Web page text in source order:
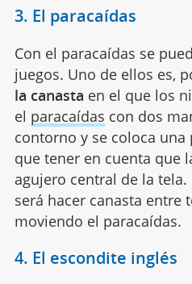
3. El paracaídas
Con el paracaídas se
juegos. Uno de ellos es,
la canasta en el que los
el paracaídas con dos
contorno y se coloca una
que tener en cuenta que
agujero central de la
será hacer canasta entre
moviendo el paracaídas.
4. El escondite inglés